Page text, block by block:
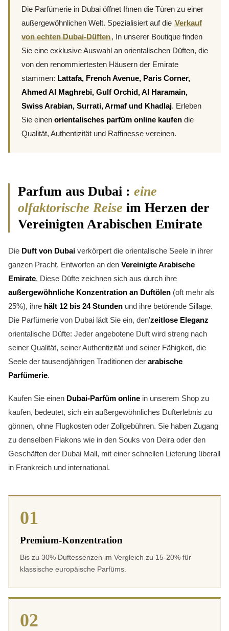
Die Parfümerie in Dubai öffnet Ihnen die Türen zu einer
außergewöhnlichen Welt. Spezialisiert auf die Verkauf
von echten Dubai-Düften, In unserer Boutique finden
Sie eine exklusive Auswahl an orientalischen Düften, die
von den renommiertesten Häusern der Emirate
stammen: Lattafa, French Avenue, Paris Corner,
Ahmed Al Maghrebi, Gulf Orchid, Al Haramain,
Swiss Arabian, Surrati, Armaf und Khadlaj. Erleben
Sie einen orientalisches parfüm online kaufen die
Qualität, Authentizität und Raffinesse vereinen.
Parfum aus Dubai : eine
olfaktorische Reise im Herzen der
Vereinigten Arabischen Emirate
Die Duft von Dubai verkörpert die orientalische Seele in ihrer
ganzen Pracht. Entworfen an den Vereinigte Arabische
Emirate, Diese Düfte zeichnen sich aus durch ihre
außergewöhnliche Konzentration an Duftölen (oft mehr als
25%), ihre hält 12 bis 24 Stunden und ihre betörende Sillage.
Die Parfümerie von Dubai lädt Sie ein, den'zeitlose Eleganz
orientalische Düfte: Jeder angebotene Duft wird streng nach
seiner Qualität, seiner Authentizität und seiner Fähigkeit, die
Seele der tausendjährigen Traditionen der arabische
Parfümerie.
Kaufen Sie einen Dubai-Parfüm online in unserem Shop zu
kaufen, bedeutet, sich ein außergewöhnliches Dufterlebnis zu
gönnen, ohne Flugkosten oder Zollgebühren. Sie haben Zugang
zu denselben Flakons wie in den Souks von Deira oder den
Geschäften der Dubai Mall, mit einer schnellen Lieferung überall
in Frankreich und international.
01
Premium-Konzentration
Bis zu 30% Duftessenzen im Vergleich zu 15-20% für
klassische europäische Parfüms.
02